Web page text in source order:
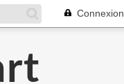
Connexion